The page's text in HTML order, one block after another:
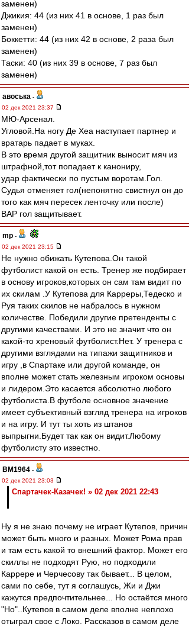
заменен)
Джикия: 44 (из них 41 в основе, 1 раз был
заменен)
Боккетти: 44 (из них 42 в основе, 2 раза был
заменен)
Таски: 40 (из них 39 в основе, 7 раз был
заменен)
авоська -
02 дек 2021 23:37
МЮ-Арсенал.
Угловой.На ногу Де Хеа наступает партнер и
вратарь падает в муках.
В это время другой защитник выносит мяч из
штрафной,тот попадает к канониру,
удар фактически по пустым воротам.Гол.
Судья отменяет гол(непонятно свистнул он до
того как мяч пересек ленточку или после)
ВАР гол защитывает.
mp -
02 дек 2021 23:15
Не нужно обижать Кутепова.Он такой
футболист какой он есть. Тренер же подбирает
в основу игроков,которых он сам там видит по
их скилам .У Кутепова для Карреры,Тедеско и
Руя таких скилов не набралось в нужном
количестве. Победили другие претенденты с
другими качествами. И это не значит что он
какой-то хреновый футболист.Нет. У тренера с
другими взглядами на типажи защитников и
игру ,в Спартаке или другой команде, он
вполне может стать железным игроком основы
и лидером.Это касается абсолютно любого
футболиста.В футболе основное значение
имеет субъективный взгляд тренера на игроков
и на игру. И тут ты хоть из штанов
выпрыгни.Будет так как он видит.Любому
футболисту это известно.
BM1964 -
02 дек 2021 23:03
Спартачек-Казачек! » 02 дек 2021 22:43
Ну я не знаю почему не играет Кутепов, причин
может быть много и разных. Может Рома прав
и там есть какой то внешний фактор. Может его
скиллы не подходят Рую, но подходили
Каррере и Черчесову так бывает... В целом,
сами по себе, тут я соглашусь, Жи и Джи
кажутся предпочтительнее... Но остаётся много
"Но"..Кутепов в самом деле вполне неплохо
отыграл свое с Локо. Рассказов в самом деле